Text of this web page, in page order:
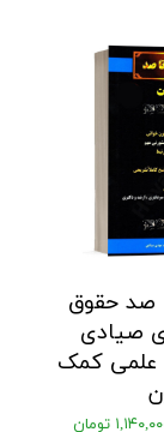
صد حقوق
صیادی
علمی کمک
تومان